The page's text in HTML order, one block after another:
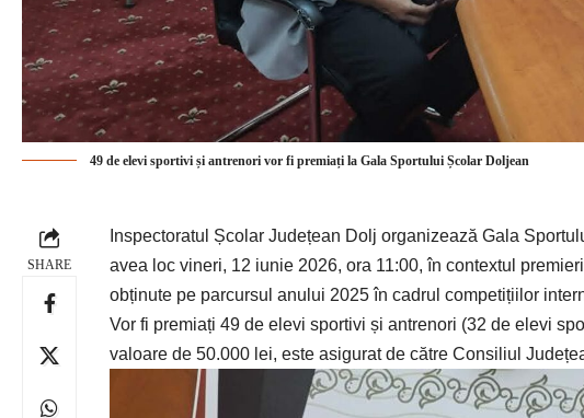
49 de elevi sportivi și antrenori vor fi premiați la Gala Sportului Școlar Doljean
SHARE
Inspectoratul Școlar Județean Dolj organizează Gala
avea loc vineri, 12 iunie 2026, ora 11:00, în contextul
obținute pe parcursul anului 2025 în cadrul competițiilor
Vor fi premiați 49 de elevi sportivi și antrenori (32 de elevi
valoare de 50.000 lei, este asigurat de către Consiliul